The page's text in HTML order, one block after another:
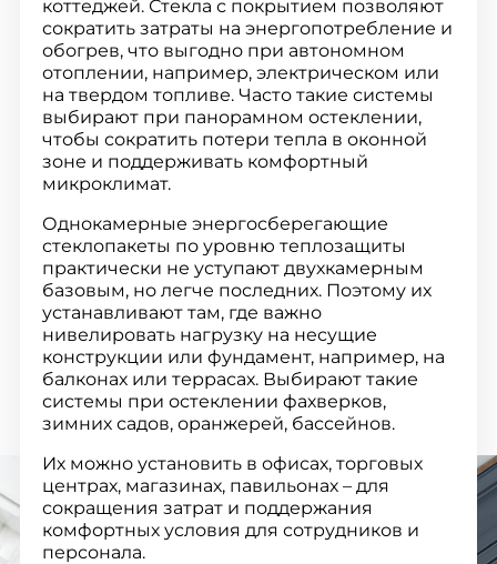
коттеджей. Стекла с покрытием позволяют
сократить затраты на энергопотребление и
обогрев, что выгодно при автономном
отоплении, например, электрическом или
на твердом топливе. Часто такие системы
выбирают при панорамном остеклении,
чтобы сократить потери тепла в оконной
зоне и поддерживать комфортный
микроклимат.
Однокамерные энергосберегающие
стеклопакеты по уровню теплозащиты
практически не уступают двухкамерным
базовым, но легче последних. Поэтому их
устанавливают там, где важно
нивелировать нагрузку на несущие
конструкции или фундамент, например, на
балконах или террасах. Выбирают такие
системы при остеклении фахверков,
зимних садов, оранжерей, бассейнов.
Их можно установить в офисах, торговых
центрах, магазинах, павильонах – для
сокращения затрат и поддержания
комфортных условия для сотрудников и
персонала.